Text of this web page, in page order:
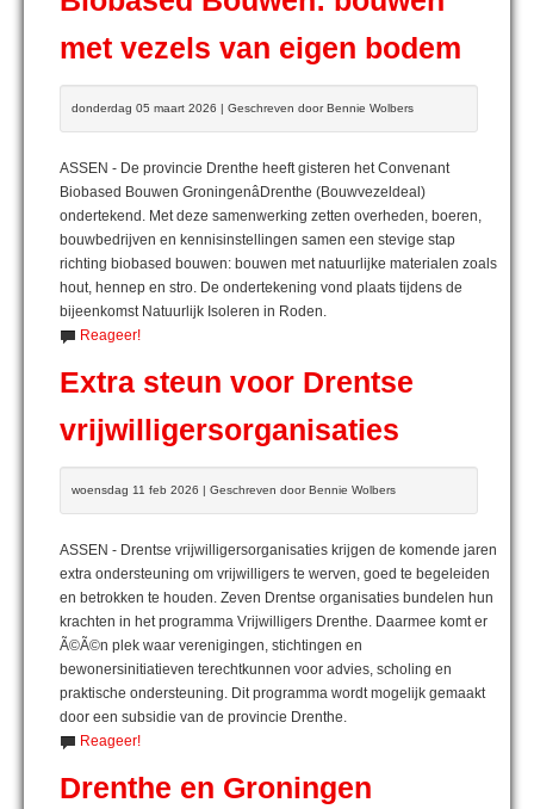
met vezels van eigen bodem
donderdag 05 maart 2026 | Geschreven door Bennie Wolbers
ASSEN - De provincie Drenthe heeft gisteren het Convenant
Biobased Bouwen GroningenâDrenthe (Bouwvezeldeal)
ondertekend. Met deze samenwerking zetten overheden, boeren,
bouwbedrijven en kennisinstellingen samen een stevige stap
richting biobased bouwen: bouwen met natuurlijke materialen zoals
hout, hennep en stro. De ondertekening vond plaats tijdens de
bijeenkomst Natuurlijk Isoleren in Roden.
Reageer!
Extra steun voor Drentse
vrijwilligersorganisaties
woensdag 11 feb 2026 | Geschreven door Bennie Wolbers
ASSEN - Drentse vrijwilligersorganisaties krijgen de komende jaren
extra ondersteuning om vrijwilligers te werven, goed te begeleiden
en betrokken te houden. Zeven Drentse organisaties bundelen hun
krachten in het programma Vrijwilligers Drenthe. Daarmee komt er
Ã©Ã©n plek waar verenigingen, stichtingen en
bewonersinitiatieven terechtkunnen voor advies, scholing en
praktische ondersteuning. Dit programma wordt mogelijk gemaakt
door een subsidie van de provincie Drenthe.
Reageer!
Drenthe en Groningen